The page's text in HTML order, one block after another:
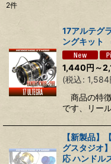
並び順:
2件
17アルテグ
ングキット
1,440円 ～
(税込: 1,584
商品の特
です、リー
【新製品】
グスタジオ
応 ハンドル